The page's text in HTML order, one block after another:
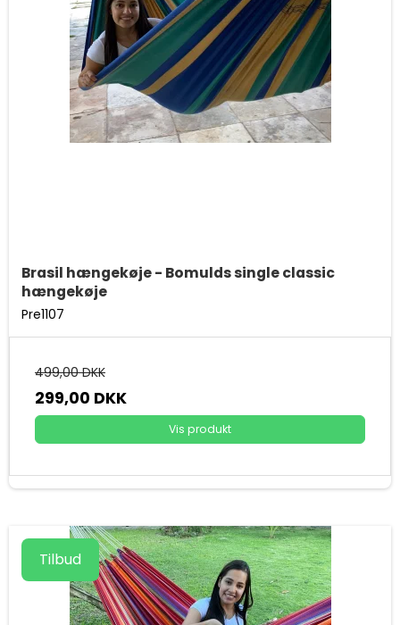
Brasil hængekøje - Bomulds single classic
hængekøje
Pre1107
499,00 DKK
299,00 DKK
Vis produkt
Tilbud